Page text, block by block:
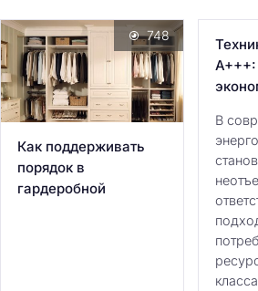
Как поддерживать
порядок в
гардеробной
748
А+++:
В